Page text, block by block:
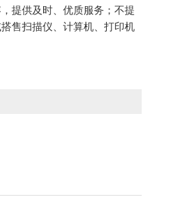
提供及时、优质服务；不提
售扫描仪、计算机、打印机